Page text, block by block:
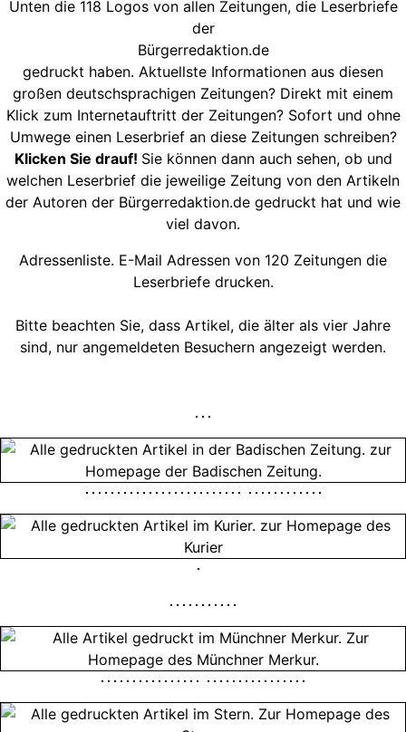
Unten die 118 Logos von allen Zeitungen, die Leserbriefe
der
Bürgerredaktion.de
gedruckt haben. Aktuellste Informationen aus diesen
großen deutschsprachigen Zeitungen? Direkt mit einem
Klick zum Internetauftritt der Zeitungen? Sofort und ohne
Umwege einen Leserbrief an diese Zeitungen schreiben?
Klicken Sie drauf! Sie können dann auch sehen, ob und
welchen Leserbrief die jeweilige Zeitung von den Artikeln
der Autoren der Bürgerredaktion.de gedruckt hat und wie
viel davon.
Adressenliste. E-Mail Adressen von 120 Zeitungen die
Leserbriefe drucken.
Bitte beachten Sie, dass Artikel, die älter als vier Jahre
sind, nur angemeldeten Besuchern angezeigt werden.